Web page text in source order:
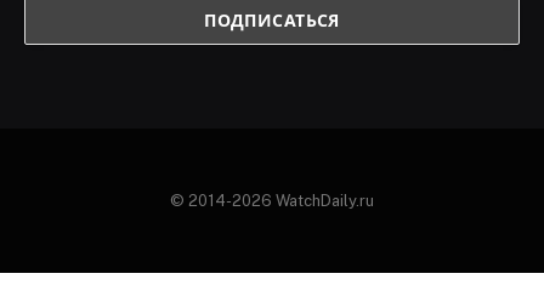
© 2014-2026 WatchDaily.ru